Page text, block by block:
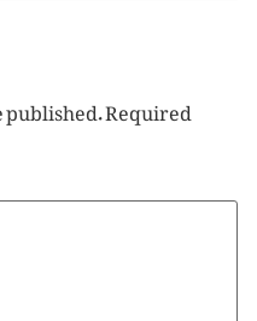
Required